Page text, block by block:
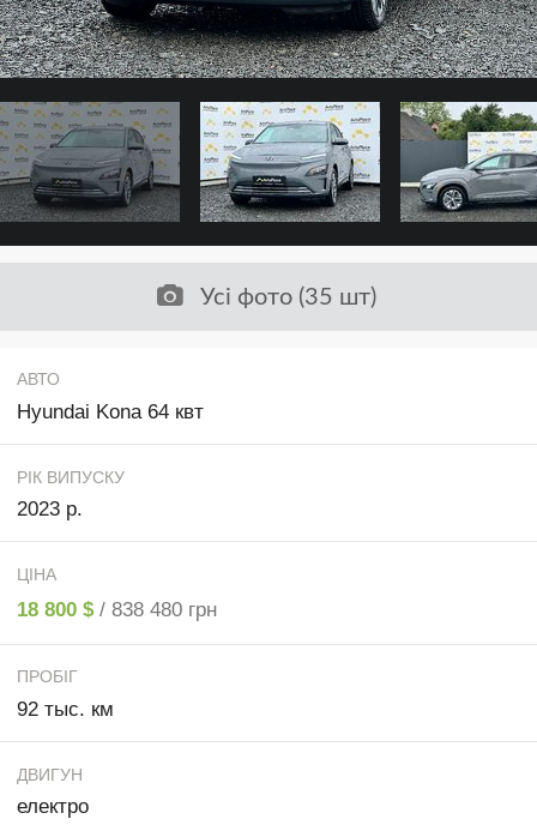
Усі фото (35 шт)
АВТО
Hyundai Kona 64 квт
РІК ВИПУСКУ
2023 р.
ЦІНА
18 800 $ / 838 480 грн
ПРОБІГ
92 тыс. км
ДВИГУН
електро